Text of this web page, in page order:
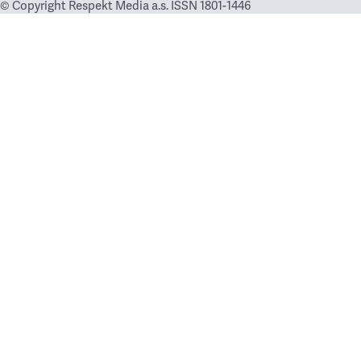
© Copyright Respekt Media a.s. ISSN 1801-1446